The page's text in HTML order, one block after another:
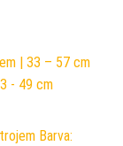
| 33 – 57 cm
- 49 cm
Barva: